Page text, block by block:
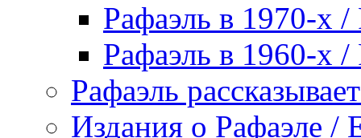
Рафаэль в 1970-х /
Рафаэль в 1960-х /
Рафаэль
Издания о Рафаэле /